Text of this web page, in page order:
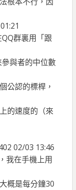
群裏用「跟
與者的中位數
公認的標桿，
的速度的（來
02/03 13:46
我在手機上用
概是每分鐘30